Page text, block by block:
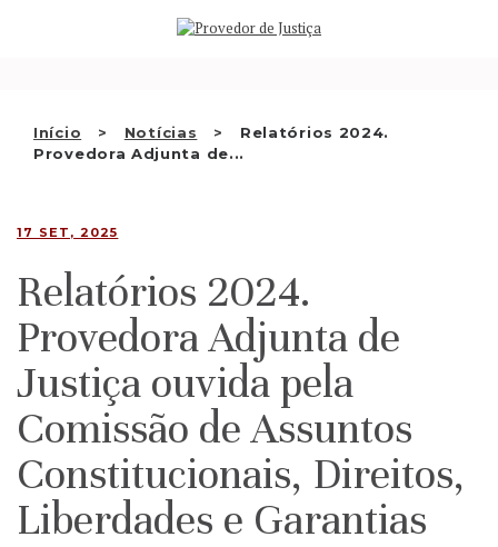
Início Notícias
Relatórios 2024.
Provedora Adjunta de...
QUEM SOMOS
RECOMENDAÇÕES E OUTRAS
DECISÕES
PT
17 SET, 2025
Relatórios 2024.
Provedora Adjunta de
Justiça ouvida pela
Comissão de Assuntos
Constitucionais, Direitos,
Liberdades e Garantias